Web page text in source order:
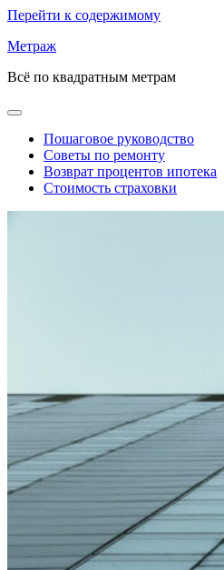
Перейти к содержимому
Метраж
Всё по квадратным метрам
Пошаговое руководство
Советы по ремонту
Возврат процентов ипотека
Стоимость страховки